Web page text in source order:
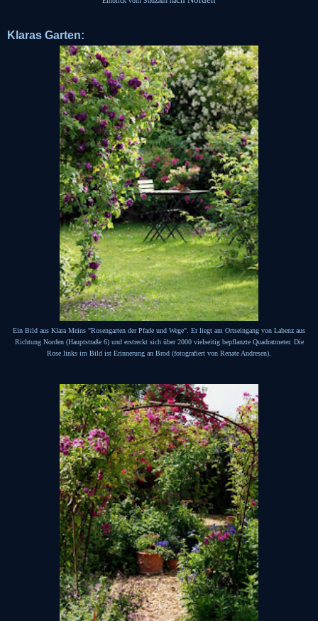
Klaras Garten:
Ein Bild aus Klara Meins "Rosengarten der Pfade und Wege". Er liegt am Ortseingang von Labenz aus
Richtung Norden (Hauptstraße 6) und erstreckt sich über 2000 vielseitig bepflanzte Quadratmeter. Die
Rose links im Bild ist Erinnerung an Brod (fotografiert von Renate Andresen).